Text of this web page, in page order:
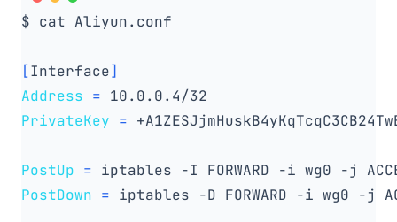
[Interface]
Address =
PrivateKey =
PostUp = iptables -I FORWARD -i wg0 -j
PostDown = iptables -D FORWARD -i wg0 -j